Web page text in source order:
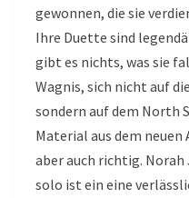
gewonnen, die sie
Ihre Duette sind
gibt es nichts, was sie
Wagnis, sich nicht auf
sondern auf dem North
Material aus dem
aber auch richtig.
solo ist ein eine